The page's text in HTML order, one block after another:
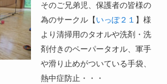
そのご兄弟児、保護者の皆様の
為のサークル【 いっぽ２１ 】様
より清掃用のタオルや洗剤・洗
剤付きのペーパータオル、軍手
や滑り止めがついている手袋、
熱中症防止・・・